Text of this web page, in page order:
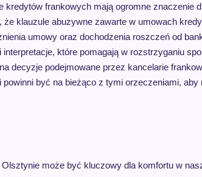
kredytów frankowych mają ogromne znaczenie
że klauzule abuzywne zawarte w umowach
umowy oraz dochodzenia roszczeń od
które pomagają w rozstrzyganiu
decyzje podejmowane przez kancelarie
być na bieżąco z tymi orzeczeniami,
może być kluczowy dla komfortu w